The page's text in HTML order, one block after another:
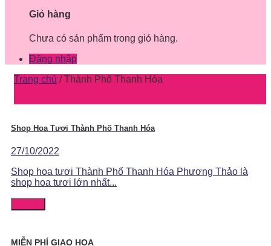
Giỏ hàng
Chưa có sản phẩm trong giỏ hàng.
Đăng nhập
Trang chủ /Thành Phố Thanh Hóa
Shop Hoa Tươi Thành Phố Thanh Hóa
27/10/2022
Shop hoa tươi Thành Phố Thanh Hóa Phương Thảo là
shop hoa tươi lớn nhất...
MIỄN PHÍ GIAO HOA